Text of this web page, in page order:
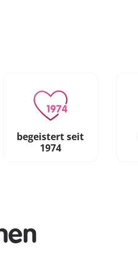
begeistert seit
1974